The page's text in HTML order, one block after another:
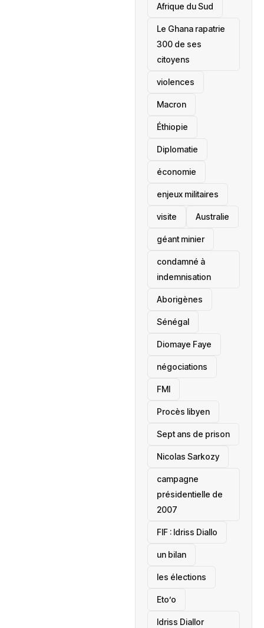
Afrique du Sud
Le Ghana rapatrie
300 de ses
citoyens
violences
Macron
Éthiopie
Diplomatie
économie
enjeux militaires
visite ‎Australie
géant minier
condamné à
indemnisation
Aborigènes
Sénégal
Diomaye Faye
négociations
FMI
Procès libyen
Sept ans de prison
Nicolas Sarkozy
campagne
présidentielle de
2007
‎FIF : Idriss Diallo
un bilan
les élections
Eto’o
Idriss Diallor